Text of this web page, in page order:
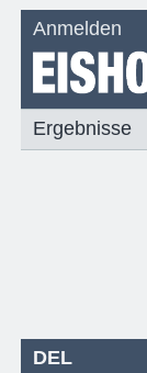
Anmelden
Ergebnisse
DEL